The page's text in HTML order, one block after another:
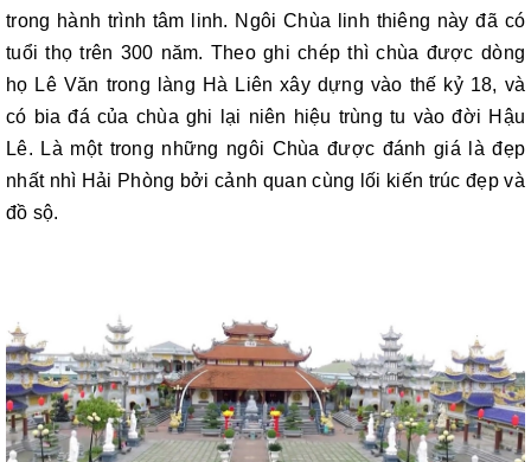
trong hành trình tâm linh. Ngôi Chùa linh thiêng này đã có
tuổi thọ trên 300 năm. Theo ghi chép thì chùa được dòng
họ Lê Văn trong làng Hà Liên xây dựng vào thế kỷ 18, và
có bia đá của chùa ghi lại niên hiệu trùng tu vào đời Hậu
Lê. Là một trong những ngôi Chùa được đánh giá là đẹp
nhất nhì Hải Phòng bởi cảnh quan cùng lối kiến trúc đẹp và
đồ sộ.